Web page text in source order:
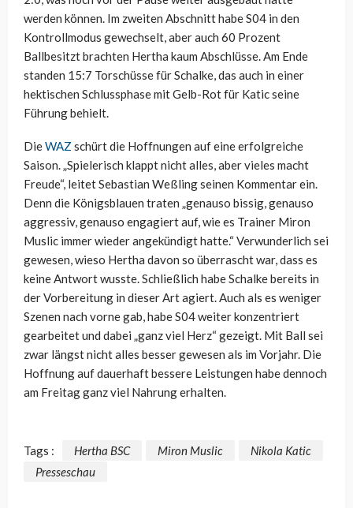
werden können. Im zweiten Abschnitt habe S04 in den
Kontrollmodus gewechselt, aber auch 60 Prozent
Ballbesitzt brachten Hertha kaum Abschlüsse. Am Ende
standen 15:7 Torschüsse für Schalke, das auch in einer
hektischen Schlussphase mit Gelb-Rot für Katic seine
Führung behielt.
DieWAZ schürt die Hoffnungen auf eine erfolgreiche
Saison. „Spielerisch klappt nicht alles, aber vieles macht
Freude“, leitet Sebastian Weßling seinen Kommentar ein.
Denn die Königsblauen traten „genauso bissig, genauso
aggressiv, genauso engagiert auf, wie es Trainer Miron
Muslic immer wieder angekündigt hatte.“ Verwunderlich sei
gewesen, wieso Hertha davon so überrascht war, dass es
keine Antwort wusste. Schließlich habe Schalke bereits in
der Vorbereitung in dieser Art agiert. Auch als es weniger
Szenen nach vorne gab, habe S04 weiter konzentriert
gearbeitet und dabei „ganz viel Herz“ gezeigt. Mit Ball sei
zwar längst nicht alles besser gewesen als im Vorjahr. Die
Hoffnung auf dauerhaft bessere Leistungen habe dennoch
am Freitag ganz viel Nahrung erhalten.
Tags : Hertha BSC Miron Muslic
Nikola Katic
Presseschau